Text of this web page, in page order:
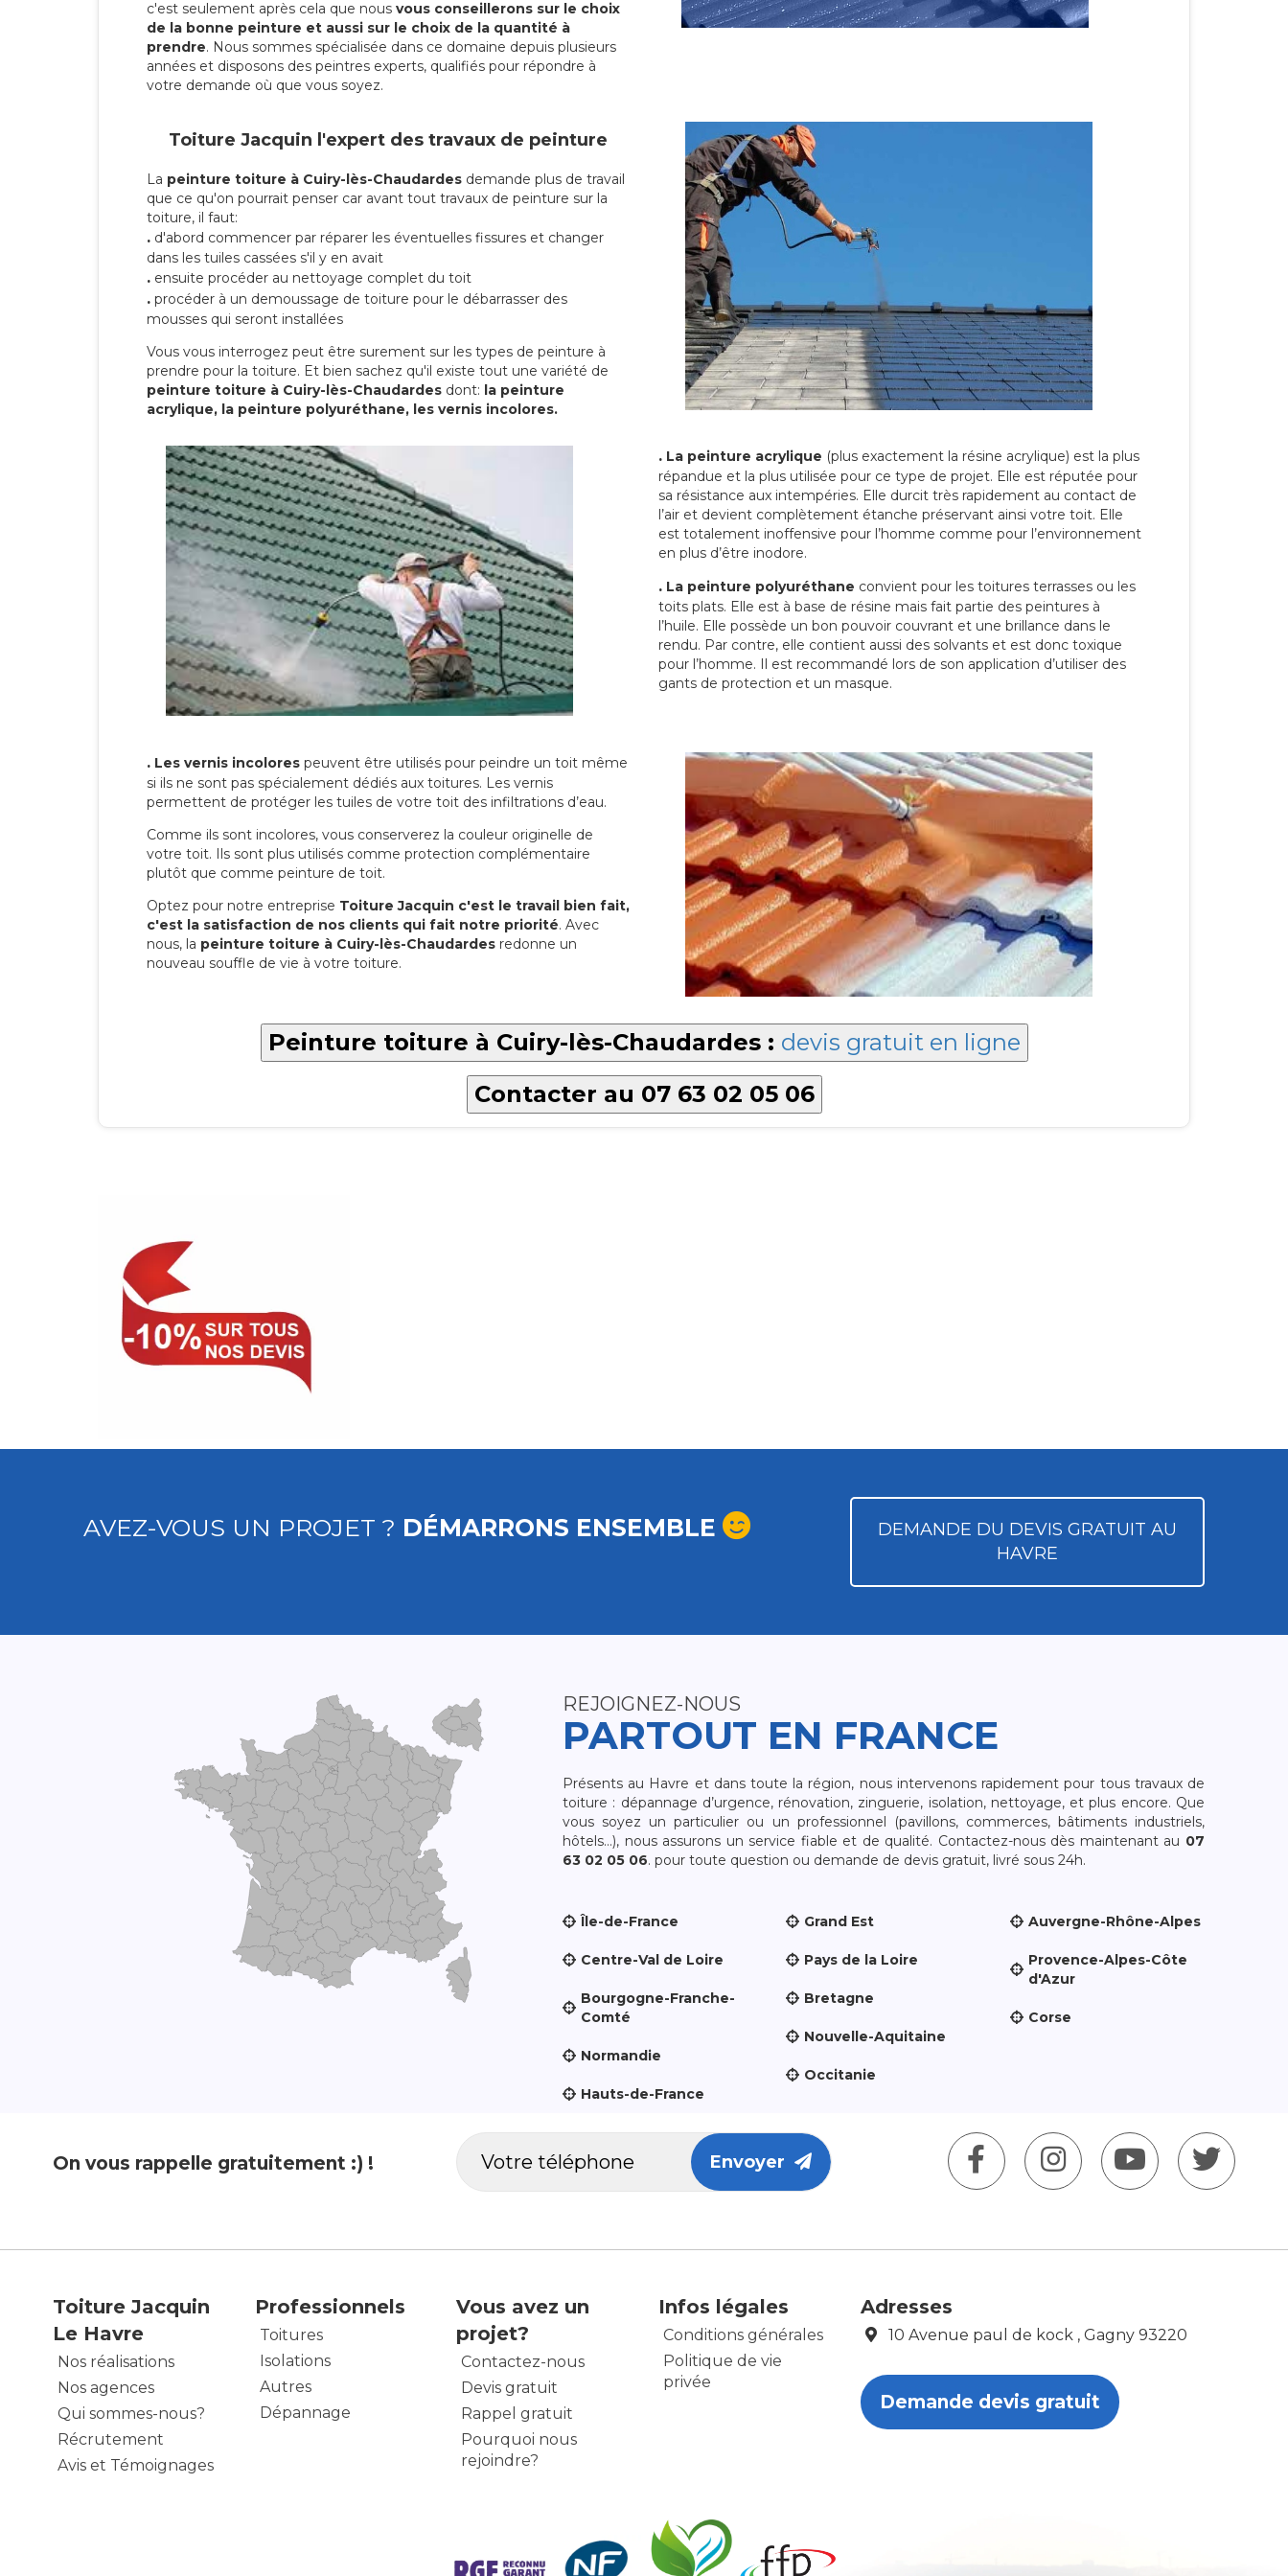
c'est seulement après cela que nous vous conseillerons sur le choix
de la bonne peinture et aussi sur le choix de la quantité à
prendre. Nous sommes spécialisée dans ce domaine depuis plusieurs
années et disposons des peintres experts, qualifiés pour répondre à
votre demande où que vous soyez.
Toiture Jacquin l'expert des travaux de peinture
La peinture toiture à Cuiry-lès-Chaudardes demande plus de travail
que ce qu'on pourrait penser car avant tout travaux de peinture sur la
toiture, il faut:
. d'abord commencer par réparer les éventuelles fissures et changer
dans les tuiles cassées s'il y en avait
. ensuite procéder au nettoyage complet du toit
. procéder à un demoussage de toiture pour le débarrasser des
mousses qui seront installées
Vous vous interrogez peut être surement sur les types de peinture à
prendre pour la toiture. Et bien sachez qu'il existe tout une variété de
peinture toiture à Cuiry-lès-Chaudardes dont: la peinture
acrylique, la peinture polyuréthane, les vernis incolores.
. La peinture acrylique (plus exactement la résine acrylique) est la plus
répandue et la plus utilisée pour ce type de projet. Elle est réputée pour
sa résistance aux intempéries. Elle durcit très rapidement au contact de
l’air et devient complètement étanche préservant ainsi votre toit. Elle
est totalement inoffensive pour l’homme comme pour l’environnement
en plus d’être inodore.
. La peinture polyuréthane convient pour les toitures terrasses ou les
toits plats. Elle est à base de résine mais fait partie des peintures à
l’huile. Elle possède un bon pouvoir couvrant et une brillance dans le
rendu. Par contre, elle contient aussi des solvants et est donc toxique
pour l’homme. Il est recommandé lors de son application d’utiliser des
gants de protection et un masque.
. Les vernis incolores peuvent être utilisés pour peindre un toit même
si ils ne sont pas spécialement dédiés aux toitures. Les vernis
permettent de protéger les tuiles de votre toit des infiltrations d’eau.
Comme ils sont incolores, vous conserverez la couleur originelle de
votre toit. Ils sont plus utilisés comme protection complémentaire
plutôt que comme peinture de toit.
Optez pour notre entreprise Toiture Jacquin c'est le travail bien fait,
c'est la satisfaction de nos clients qui fait notre priorité. Avec
nous, la peinture toiture à Cuiry-lès-Chaudardes redonne un
nouveau souffle de vie à votre toiture.
Peinture toiture à Cuiry-lès-Chaudardes : devis gratuit en ligne
Contacter au 07 63 02 05 06
AVEZ-VOUS UN PROJET ? DÉMARRONS ENSEMBLE
DEMANDE DU DEVIS GRATUIT AU
HAVRE
REJOIGNEZ-NOUS
PARTOUT EN FRANCE
Présents au Havre et dans toute la région, nous intervenons rapidement pour tous travaux de
toiture : dépannage d’urgence, rénovation, zinguerie, isolation, nettoyage, et plus encore. Que
vous soyez un particulier ou un professionnel (pavillons, commerces, bâtiments industriels,
hôtels…), nous assurons un service fiable et de qualité. Contactez-nous dès maintenant au 07
63 02 05 06. pour toute question ou demande de devis gratuit, livré sous 24h.
Île-de-France
Centre-Val de Loire
Bourgogne-Franche-
Comté
Normandie
Hauts-de-France
Grand Est
Pays de la Loire
Bretagne
Nouvelle-Aquitaine
Occitanie
Auvergne-Rhône-Alpes
Provence-Alpes-Côte
d'Azur
Corse
On vous rappelle gratuitement :) ! Envoyer
Toiture Jacquin
Le Havre
Nos réalisations
Nos agences
Qui sommes-nous?
Récrutement
Avis et Témoignages
Professionnels
Toitures
Isolations
Autres
Dépannage
Vous avez un
projet?
Contactez-nous
Devis gratuit
Rappel gratuit
Pourquoi nous
rejoindre?
Infos légales
Conditions générales
Politique de vie
privée
Adresses
10 Avenue paul de kock , Gagny 93220
Demande devis gratuit